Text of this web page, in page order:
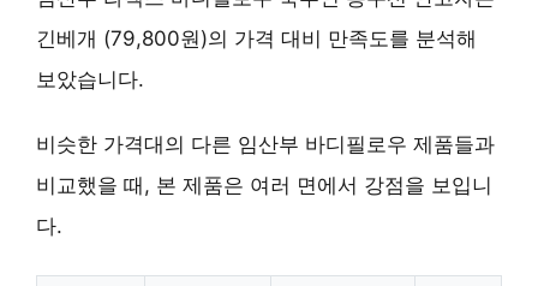
긴베개 (79,800원)의 가격 대비 만족도를 분석해
보았습니다.
비슷한 가격대의 다른 임산부 바디필로우 제품들과
비교했을 때, 본 제품은 여러 면에서 강점을 보입니
다.